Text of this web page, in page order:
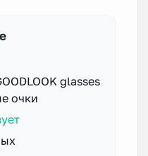
glasses
очки